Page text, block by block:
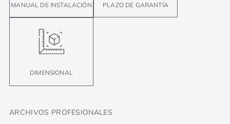
MANUAL DE INSTALACIÓN PLAZO DE GARANTÍA
DIMENSIONAL
ARCHIVOS PROFESIONALES